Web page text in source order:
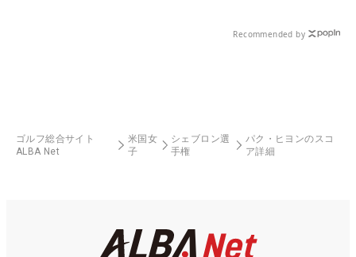
Recommended by
ゴルフ総合サイト
ALBA Net
米国女
子
シェブロン選
手権
パク・ヒヨンのスコ
ア詳細